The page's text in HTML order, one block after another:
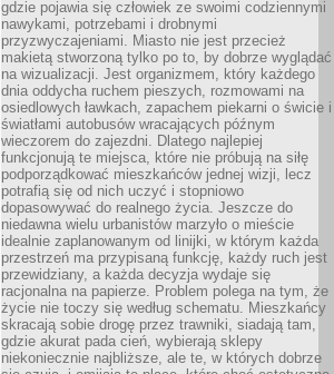
gdzie pojawia się człowiek ze swoimi codziennymi
nawykami, potrzebami i drobnymi
przyzwyczajeniami. Miasto nie jest przecież
makietą stworzoną tylko po to, by dobrze wyglądać
na wizualizacji. Jest organizmem, który każdego
dnia oddycha ruchem pieszych, rozmowami na
osiedlowych ławkach, zapachem piekarni o świcie i
światłami autobusów wracających późnym
wieczorem do zajezdni. Dlatego najlepiej
funkcjonują te miejsca, które nie próbują na siłę
podporządkować mieszkańców jednej wizji, lecz
potrafią się od nich uczyć i stopniowo
dopasowywać do realnego życia. Jeszcze do
niedawna wielu urbanistów marzyło o mieście
idealnie zaplanowanym od linijki, w którym każda
przestrzeń ma przypisaną funkcję, każdy ruch jest
przewidziany, a każda decyzja wydaje się
racjonalna na papierze. Problem polega na tym, że
życie nie toczy się według schematu. Mieszkańcy
skracają sobie drogę przez trawniki, siadają tam,
gdzie akurat pada cień, wybierają sklepy
niekoniecznie najbliższe, ale te, w których dobrze